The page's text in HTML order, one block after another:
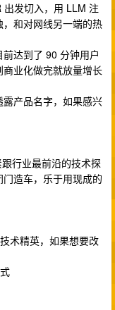
出发切入，用 LLM 注
和对网线另一端的热
达到了 90 分钟用户
业化做完就放量增长
产品名字，如果感兴
行业最前沿的技术探
造车，乐于用现成的
术精英，如果想要改